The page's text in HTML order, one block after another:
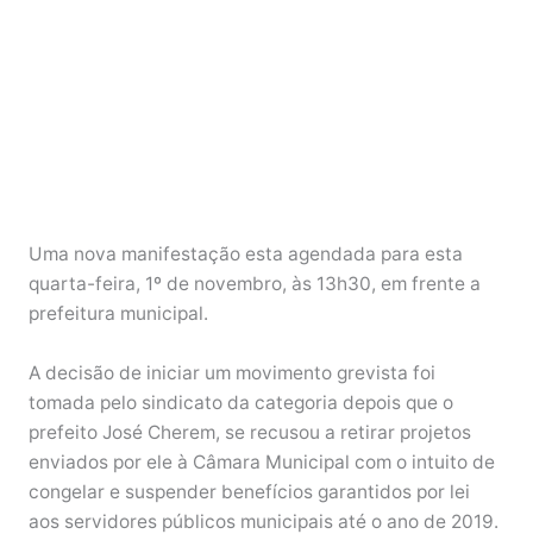
Uma nova manifestação esta agendada para esta
quarta-feira, 1º de novembro, às 13h30, em frente a
prefeitura municipal.
A decisão de iniciar um movimento grevista foi
tomada pelo sindicato da categoria depois que o
prefeito José Cherem, se recusou a retirar projetos
enviados por ele à Câmara Municipal com o intuito de
congelar e suspender benefícios garantidos por lei
aos servidores públicos municipais até o ano de 2019.